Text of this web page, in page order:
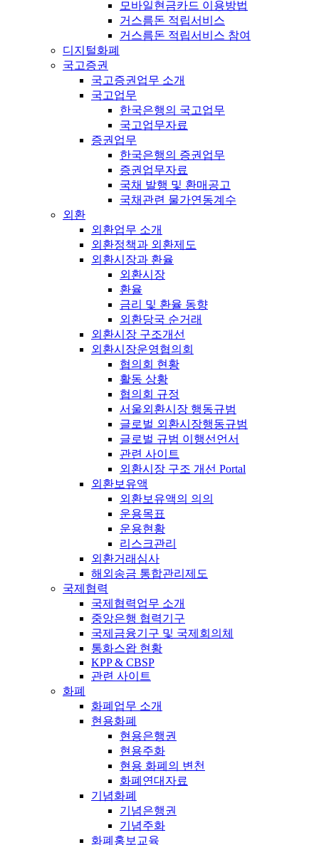
모바일현금카드 이용방법
거스름돈 적립서비스
거스름돈 적립서비스 참여
디지털화폐
국고증권
국고증권업무 소개
국고업무
한국은행의 국고업무
국고업무자료
증권업무
한국은행의 증권업무
증권업무자료
국채 발행 및 환매공고
국채관련 물가연동계수
외환
외환업무 소개
외환정책과 외환제도
외환시장과 환율
외환시장
환율
금리 및 환율 동향
외환당국 순거래
외환시장 구조개선
외환시장운영협의회
협의회 현황
활동 상황
협의회 규정
서울외환시장 행동규범
글로벌 외환시장행동규범
글로벌 규범 이행선언서
관련 사이트
외환시장 구조 개선 Portal
외환보유액
외환보유액의 의의
운용목표
운용현황
리스크관리
외환거래심사
해외송금 통합관리제도
국제협력
국제협력업무 소개
중앙은행 협력기구
국제금융기구 및 국제회의체
통화스왑 현황
KPP & CBSP
관련 사이트
화폐
화폐업무 소개
현용화폐
현용은행권
현용주화
현용 화폐의 변천
화폐연대자료
기념화폐
기념은행권
기념주화
화폐홍보교육